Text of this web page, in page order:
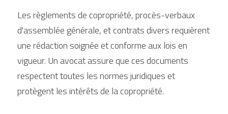
Les règlements de copropriété, procès-verbaux
d'assemblée générale, et contrats divers requièrent
une rédaction soignée et conforme aux lois en
vigueur. Un avocat assure que ces documents
respectent toutes les normes juridiques et
protègent les intérêts de la copropriété.